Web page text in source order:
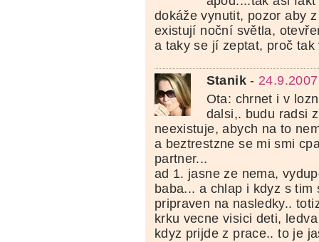
dokáže vynutit, pozor aby
existují noční světla,
a taky se jí zeptat, proč tak
Stanik-
Ota: chrnet i v
dalsi,. budu radsi
neexistuje, abych na to
a beztrestzne se mi smi
partner...
ad 1. jasne ze nema,
baba... a chlap i kdyz s tim
pripraven na nasledky..
krku vecne visici deti,
kdyz prijde z prace.. to je